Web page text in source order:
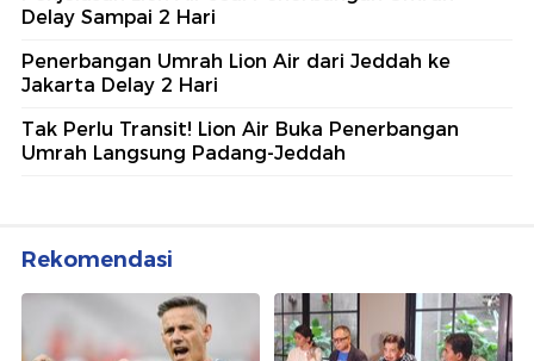
Delay Sampai 2 Hari
Penerbangan Umrah Lion Air dari Jeddah ke
Jakarta Delay 2 Hari
Tak Perlu Transit! Lion Air Buka Penerbangan
Umrah Langsung Padang-Jeddah
Rekomendasi